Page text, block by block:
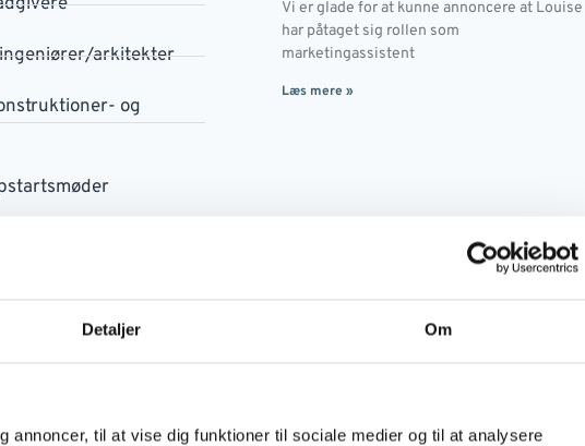
Detaljer Om
annoncer, til at vise dig funktioner til sociale medier og til at analysere
arkitekter
og
fra fundament til
Vi er glade for at kunne annoncere at Louise
har påtaget sig rollen som
marketingassistent
Læs mere »